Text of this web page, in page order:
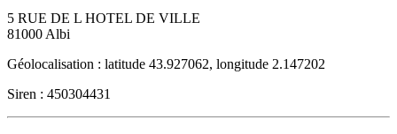
5 RUE DE L HOTEL DE VILLE
81000 Albi
Géolocalisation : latitude 43.927062, longitude 2.147202
Siren : 450304431